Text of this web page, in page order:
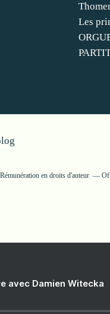
Les
Rémunération en droits d'auteur
avec Damien Witecka